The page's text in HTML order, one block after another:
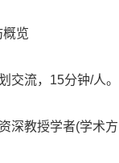
概览
交流，15分钟/人。
深教授学者(学术